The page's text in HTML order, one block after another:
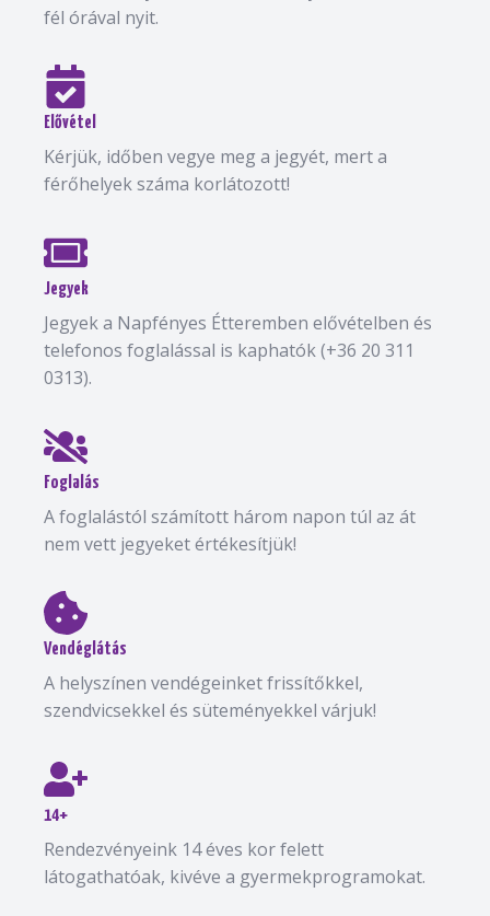
fél órával nyit.
Elővétel
Kérjük, időben vegye meg a jegyét, mert a
férőhelyek száma korlátozott!
Jegyek
Jegyek a Napfényes Étteremben elővételben és
telefonos foglalással is kaphatók (+36 20 311
0313).
Foglalás
A foglalástól számított három napon túl az át
nem vett jegyeket értékesítjük!
Vendéglátás
A helyszínen vendégeinket frissítőkkel,
szendvicsekkel és süteményekkel várjuk!
14+
Rendezvényeink 14 éves kor felett
látogathatóak, kivéve a gyermekprogramokat.